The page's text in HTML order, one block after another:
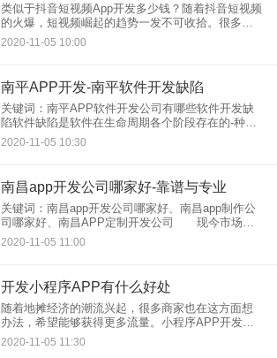
类似于抖音短视频App开发多少钱？随着抖音短视频
的火爆，短视频崛起的趋势一发不可收拾。很多的
开发上度看到了短视频的发展的潜力和市场，当很
多人都想做一个类似于抖音短视频App的话，那对于
2020-11-05 10:00
南平APP开发-南平软件开发缺陷
关键词：南平APP软件开发公司有哪些软件开发缺
陷软件缺陷是软件在生命周期各个阶段存在的-种不
满足给定需求性的问题。通常，可以从以下5个规则
来判别出现的问题是否是软件缺陷:(1)软件未实现说
2020-11-05 10:30
南昌app开发公司哪家好-靠谱与专业
关键词：南昌app开发公司哪家好、南昌app制作公
司哪家好、南昌APP定制开发公司 现今市场上
有众多的APP开发商，但质量却良莠不齐。一家优
秀的软件开发公司能让您的企业产品如鱼得水，增
2020-11-05 11:00
开发小程序APP有什么好处
随着地摊经济的潮流兴起，很多商家也在这方面想
办法，希望能够获得更多流量。小程序APP开发能
让用户享受销售佣金提成，无需要操心进货、备货
以及发票的问题，一键查看今日收入以及销售分析
2020-11-05 11:30